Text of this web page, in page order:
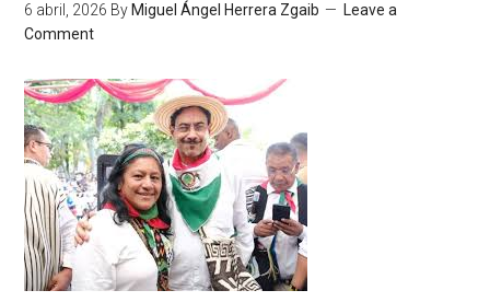
6 abril, 2026 By Miguel Ángel Herrera Zgaib
Leave a
Comment